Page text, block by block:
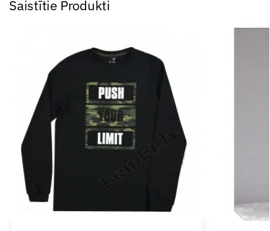
Saistītie Produkti